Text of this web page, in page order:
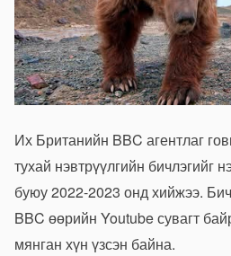
Их Британийн BBC агентлаг
тухай нэвтрүүлгийн бичлэгийг
буюу 2022-2023 онд хийжээ.
BBC өөрийн Youtube сувагт
мянган хүн үзсэн байна.